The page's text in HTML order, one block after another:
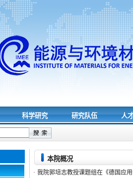
科学研究 研究队伍 人
本院概况
· 我院郭培志教授课题组在《德国应